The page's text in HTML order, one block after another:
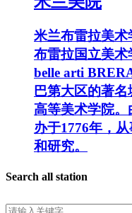
米兰布雷拉美
布雷拉国立美术
belle arti
巴第大区的著
高等美术学院。
办于1776年，
和研究。
Search all station